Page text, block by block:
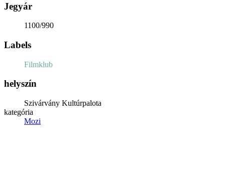
Jegyár
1100/990
Labels
Filmklub
helyszín
Szivárvány Kultúrpalota
kategória
Mozi